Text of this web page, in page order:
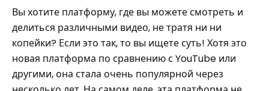
Вы хотите платформу, где вы можете смотреть и
делиться различными видео, не тратя ни ни
копейки? Если это так, то вы ищете суть! Хотя это
новая платформа по сравнению с YouTube или
другими, она стала очень популярной через